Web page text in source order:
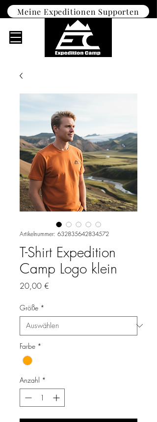
Meine Expeditionen Supporten
Artikelnummer: 632835642834572
T-Shirt Expedition
Camp Logo klein
20,00 €
Größe *
Farbe *
Anzahl *